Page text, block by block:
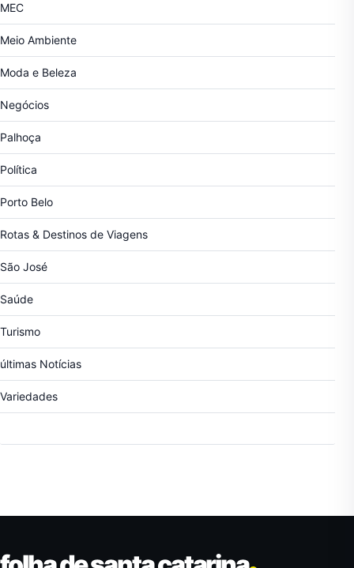
MEC
Meio Ambiente
Moda e Beleza
Negócios
Palhoça
Política
Porto Belo
Rotas & Destinos de Viagens
São José
Saúde
Turismo
últimas Notícias
Variedades